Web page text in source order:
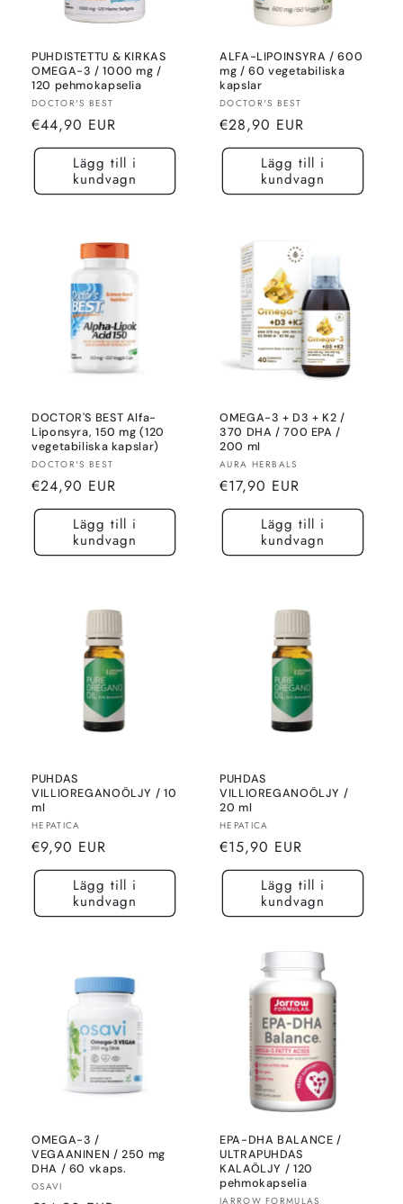
PUHDISTETTU & KIRKAS
OMEGA-3 / 1000 mg /
120 pehmokapselia
Säljare:
DOCTOR'S BEST
Normalt
pris
€44,90 EUR
Lägg till i
kundvagn
ALFA-LIPOINSYRA / 600
mg / 60 vegetabiliska
kapslar
Säljare:
DOCTOR'S BEST
Normalt
pris
€28,90 EUR
Lägg till i
kundvagn
DOCTOR'S BEST Alfa-
Liponsyra, 150 mg (120
vegetabiliska kapslar)
Säljare:
DOCTOR'S BEST
Normalt
pris
€24,90 EUR
Lägg till i
kundvagn
OMEGA-3 + D3 + K2 /
370 DHA / 700 EPA /
200 ml
Säljare:
AURA HERBALS
Normalt
pris
€17,90 EUR
Lägg till i
kundvagn
PUHDAS
VILLIOREGANOÖLJY / 10
ml
Säljare:
HEPATICA
Normalt
pris
€9,90 EUR
Lägg till i
kundvagn
PUHDAS
VILLIOREGANOÖLJY /
20 ml
Säljare:
HEPATICA
Normalt
pris
€15,90 EUR
Lägg till i
kundvagn
OMEGA-3 /
VEGAANINEN / 250 mg
DHA / 60 vkaps.
Säljare:
OSAVI
EPA-DHA BALANCE /
ULTRAPUHDAS
KALAÖLJY / 120
pehmokapselia
JARROW FORMULAS